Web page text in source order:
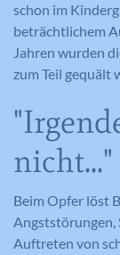
schon im
beträchtlichem
Jahren wurden
zum Teil gequält
nicht..."
Beim Opfer löst
Angststörungen,
Auftreten von